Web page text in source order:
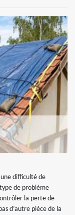
difficulté de
de problème
la perte de
d’autre pièce de la